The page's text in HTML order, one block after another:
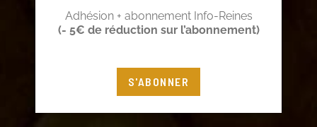
Adhésion + abonnement Info-Reines
(- 5€ de réduction sur l’abonnement)
S'ABONNER